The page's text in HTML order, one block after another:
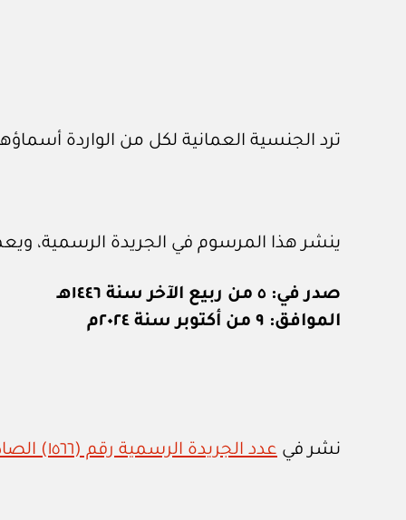
ترد الجنسية العمانية لكل من الواردة
ينشر هذا المرسوم في الجريدة الرسمية،
صدر في: ٥ من ربيع الآخر سنة ١٤٤٦هـ
الموافق: ٩ من أكتوبر سنة ٢٠٢٤م
نشر في عدد الجريدة الرسمية رقم (١٥٦٦) الصادر في ١٣ من أكتوبر ٢٠٢٤م